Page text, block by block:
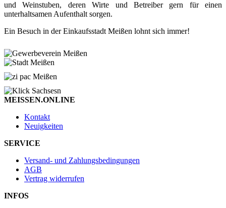
und Weinstuben, deren Wirte und Betreiber gern für einen
unterhaltsamen Aufenthalt sorgen.
Ein Besuch in der Einkaufsstadt Meißen lohnt sich immer!
MEISSEN.ONLINE
Kontakt
Neuigkeiten
SERVICE
Versand- und Zahlungsbedingungen
AGB
Vertrag widerrufen
INFOS